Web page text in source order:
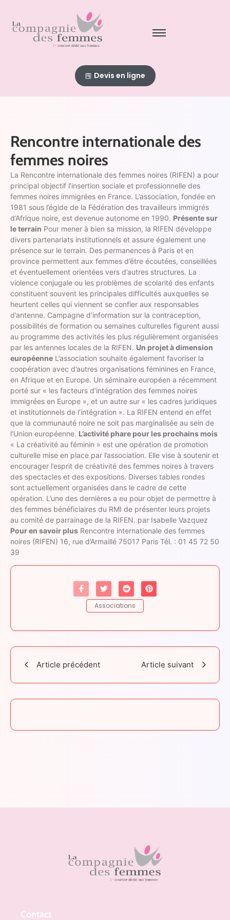
Devis en ligne
Rencontre internationale des
femmes noires
La Rencontre internationale des femmes noires (RIFEN) a pour
principal objectif l’insertion sociale et professionnelle des
femmes noires immigrées en France. L’association, fondée en
1981 sous l’égide de la Fédération des travailleurs immigrés
d’Afrique noire, est devenue autonome en 1990. Présente sur
le terrain Pour mener à bien sa mission, la RIFEN développe
divers partenariats institutionnels et assure également une
présence sur le terrain. Des permanences à Paris et en
province permettent aux femmes d’être écoutées, conseillées
et éventuellement orientées vers d’autres structures. La
violence conjugale ou les problèmes de scolarité des enfants
constituent souvent les principales difficultés auxquelles se
heurtent celles qui viennent se confier aux responsables
d’antenne. Campagne d’information sur la contraception,
possibilités de formation ou semaines culturelles figurent aussi
au programme des activités les plus régulièrement organisées
par les antennes locales de la RIFEN. Un projet à dimension
européenne L’association souhaite également favoriser la
coopération avec d’autres organisations féminines en France,
en Afrique et en Europe. Un séminaire européen a récemment
porté sur « les facteurs d’intégration des femmes noires
immigrées en Europe », et un autre sur « les cadres juridiques
et institutionnels de l’intégration ». La RIFEN entend en effet
que la communauté noire ne soit pas marginalisée au sein de
l’Union européenne. L’activité phare pour les prochains mois
« La créativité au féminin » est une opération de promotion
culturelle mise en place par l’association. Elle vise à soutenir et
encourager l’esprit de créativité des femmes noires à travers
des spectacles et des expositions. Diverses tables rondes
sont actuellement organisées dans le cadre de cette
opération. L’une des dernières a eu pour objet de permettre à
des femmes bénéficiaires du RMI de présenter leurs projets
au comité de parrainage de la RIFEN. par Isabelle Vazquez
Pour en savoir plus Rencontre internationale des femmes
noires (RIFEN) 16, rue d’Armaillé 75017 Paris Tél. : 01 45 72 50
39
Associations
Article précédent Article suivant
Contact